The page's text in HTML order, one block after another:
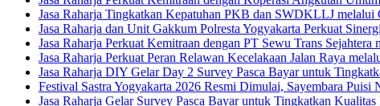
Jasa Raharja Tingkatkan Kepatuhan PKB dan SWDKLLJ
Jasa Raharja dan Unit Gakkum Polresta Yogyakarta Perkuat
Jasa Raharja Perkuat Kemitraan dengan PT Sewu Trans
Jasa Raharja Perkuat Peran Relawan Kecelakaan Jalan Raya
Jasa Raharja DIY Gelar Day 2 Survey Pasca Bayar untuk
Festival Sastra Yogyakarta 2026 Resmi Dimulai, Sayembara
Jasa Raharja Gelar Survey Pasca Bayar untuk Tingkatkan Kualitas